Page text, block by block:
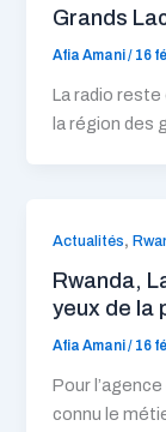
Grands
Afia Amani/ 16
La radio
la région des
Actualités,
Rwanda,
yeux de la
Afia Amani/ 16
Pour
connu le